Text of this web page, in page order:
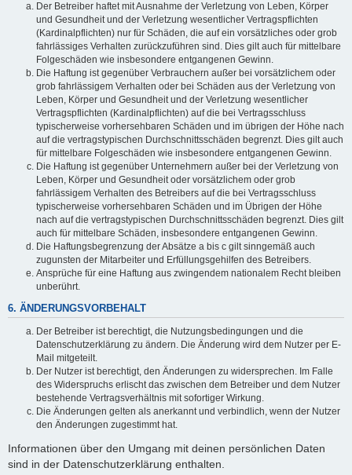
Der Betreiber haftet mit Ausnahme der Verletzung von Leben, Körper
und Gesundheit und der Verletzung wesentlicher Vertragspflichten
(Kardinalpflichten) nur für Schäden, die auf ein vorsätzliches oder grob
fahrlässiges Verhalten zurückzuführen sind. Dies gilt auch für mittelbare
Folgeschäden wie insbesondere entgangenen Gewinn.
Die Haftung ist gegenüber Verbrauchern außer bei vorsätzlichem oder
grob fahrlässigem Verhalten oder bei Schäden aus der Verletzung von
Leben, Körper und Gesundheit und der Verletzung wesentlicher
Vertragspflichten (Kardinalpflichten) auf die bei Vertragsschluss
typischerweise vorhersehbaren Schäden und im übrigen der Höhe nach
auf die vertragstypischen Durchschnittsschäden begrenzt. Dies gilt auch
für mittelbare Folgeschäden wie insbesondere entgangenen Gewinn.
Die Haftung ist gegenüber Unternehmern außer bei der Verletzung von
Leben, Körper und Gesundheit oder vorsätzlichem oder grob
fahrlässigem Verhalten des Betreibers auf die bei Vertragsschluss
typischerweise vorhersehbaren Schäden und im Übrigen der Höhe
nach auf die vertragstypischen Durchschnittsschäden begrenzt. Dies gilt
auch für mittelbare Schäden, insbesondere entgangenen Gewinn.
Die Haftungsbegrenzung der Absätze a bis c gilt sinngemäß auch
zugunsten der Mitarbeiter und Erfüllungsgehilfen des Betreibers.
Ansprüche für eine Haftung aus zwingendem nationalem Recht bleiben
unberührt.
6. ÄNDERUNGSVORBEHALT
Der Betreiber ist berechtigt, die Nutzungsbedingungen und die
Datenschutzerklärung zu ändern. Die Änderung wird dem Nutzer per E-
Mail mitgeteilt.
Der Nutzer ist berechtigt, den Änderungen zu widersprechen. Im Falle
des Widerspruchs erlischt das zwischen dem Betreiber und dem Nutzer
bestehende Vertragsverhältnis mit sofortiger Wirkung.
Die Änderungen gelten als anerkannt und verbindlich, wenn der Nutzer
den Änderungen zugestimmt hat.
Informationen über den Umgang mit deinen persönlichen Daten
sind in der Datenschutzerklärung enthalten.